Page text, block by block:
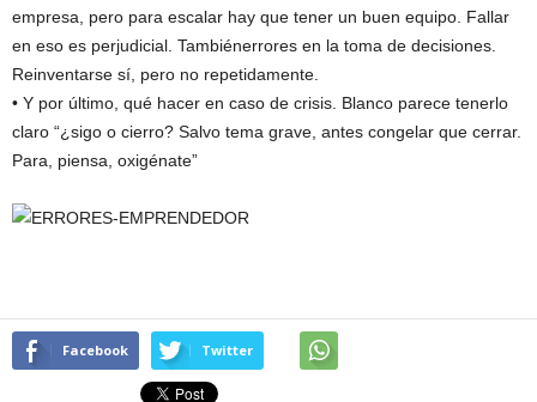
empresa, pero para escalar hay que tener un buen equipo. Fallar
en eso es perjudicial. Tambiénerrores en la toma de decisiones.
Reinventarse sí, pero no repetidamente.
• Y por último, qué hacer en caso de crisis. Blanco parece tenerlo
claro “¿sigo o cierro? Salvo tema grave, antes congelar que cerrar.
Para, piensa, oxigénate”
Facebook Twitter